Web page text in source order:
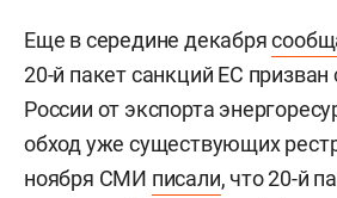
Еще в середине декабря
20-й пакет санкций ЕС
России от экспорта
обход уже существующих
ноября СМИ писали, что 20-й